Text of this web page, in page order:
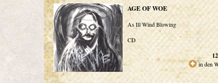
AGE OF WOE
As Ill Wind Blowing
CD
in den